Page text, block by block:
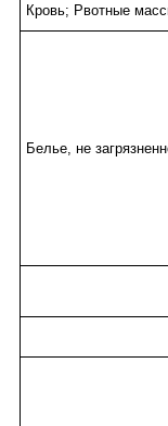
Кровь; Рвотные
Белье, не